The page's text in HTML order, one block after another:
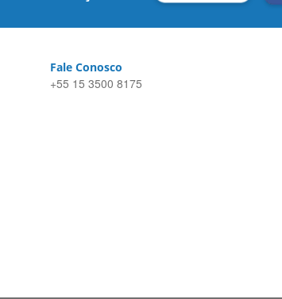
Fale Conosco
+55 15 3500 8175